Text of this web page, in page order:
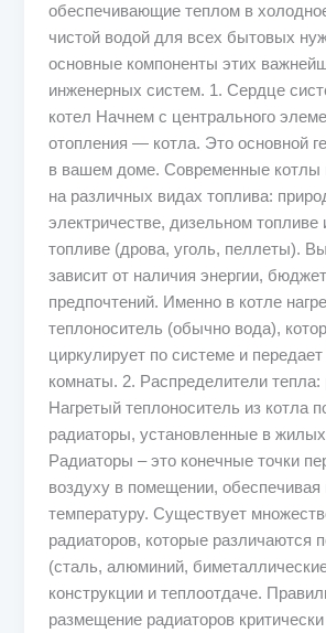
обеспечивающие теплом в
чистой водой для всех бытовых
основные компоненты этих
инженерных систем. 1. Сердце
котел Начнем с центрального
отопления — котла. Это основной
в вашем доме. Современные котлы
на различных видах топлива:
электричестве, дизельном топливе
топливе (дрова, уголь, пеллеты).
зависит от наличия энергии,
предпочтений. Именно в котле
теплоноситель (обычно вода),
циркулирует по системе и
комнаты. 2. Распределители тепла:
Нагретый теплоноситель из котла
радиаторы, установленные в
Радиаторы – это конечные точки
воздуху в помещении,
температуру. Существует
радиаторов, которые различаются
(сталь, алюминий,
конструкции и теплоотдаче.
размещение радиаторов